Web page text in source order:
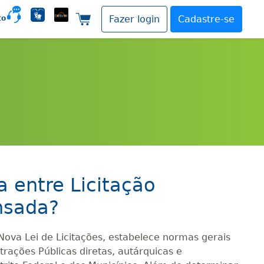
Carrinho de compras
Fazer login Cadastre-se
entre Licitação
Lei de Licitações, estabelece normas gerais
Públicas diretas, autárquicas e